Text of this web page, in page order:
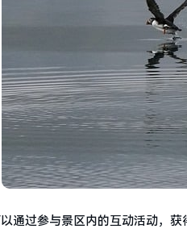
通过参与景区内的互动活动，